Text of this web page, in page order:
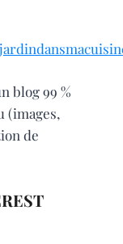
blog 99 %
(images,
de